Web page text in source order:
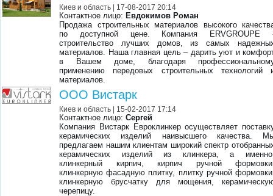
Киев и область | 17-08-2017 20:14
Контактное лицо: Евдокимов Роман
Продажа строительных материалов высокого
по доступной цене. Компания ERVGROUPE
строительство лучших домов, из самых
материалов. Наша главная цель – дарить уют и
в Вашем доме, благодаря
применению передовых строительных технологий
материалов.
ООО Вистарк
Киев и область | 15-02-2017 17:14
Контактное лицо:Сергей
Компания Вистарк Евроклинкер осуществляет
керамических изделий наивысшего качества.
предлагаем нашим клиентам широкий спектр
керамических изделий из клинкера, а
клинкерный кирпич, кирпич ручной
клинкерную фасадную плитку, плитку ручной
клинкерную брусчатку для мощения,
черепицу.